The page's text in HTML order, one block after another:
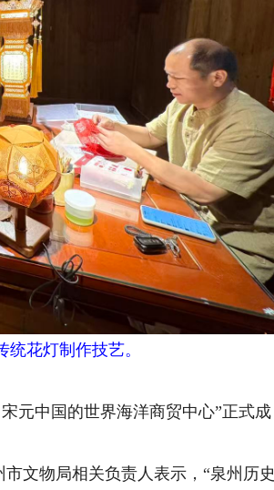
花灯制作技艺。
元中国的世界海洋商贸中心”正式成
文物局相关负责人表示，“泉州历史